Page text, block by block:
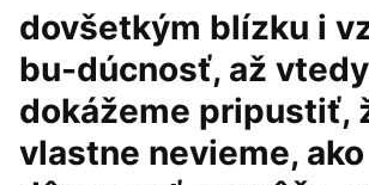
dovšetkým blízku i
bu-dúcnosť, až vtedy
dokážeme pripustiť,
vlastne nevieme,